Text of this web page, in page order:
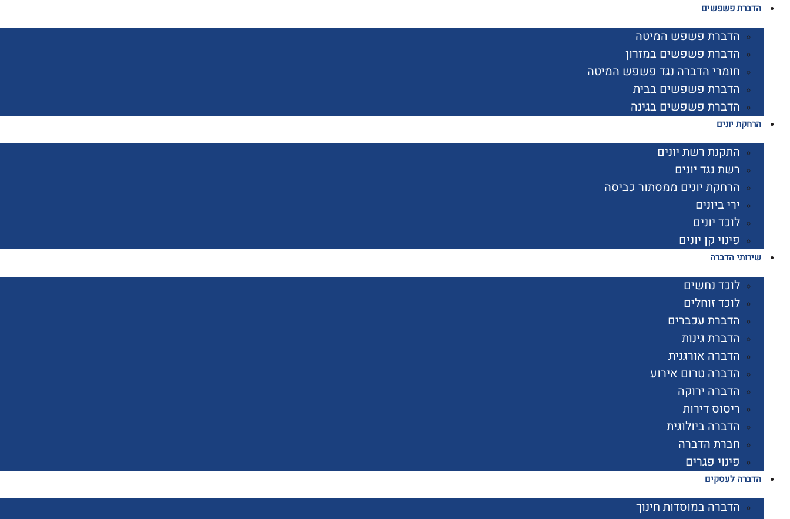
הדברת פשפשים
הדברת פשפש המיטה
הדברת פשפשים במזרון
חומרי הדברה נגד פשפש המיטה
הדברת פשפשים בבית
הדברת פשפשים בגינה
הרחקת יונים
התקנת רשת יונים
רשת נגד יונים
הרחקת יונים ממסתור כביסה
ירי ביונים
לוכד יונים
פינוי קן יונים
שירותי הדברה
לוכד נחשים
לוכד זוחלים
הדברת עכברים
הדברת גינות
הדברה אורגנית
הדברה טרום אירוע
הדברה ירוקה
ריסוס דירות
הדברה ביולוגית
חברת הדברה
פינוי פגרים
הדברה לעסקים
הדברה במוסדות חינוך